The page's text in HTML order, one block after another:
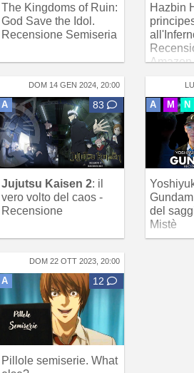
The Kingdoms of Ruin:
God Save the Idol.
Recensione Semiseria
Hazbin
DOM 14 GEN 2024, 20:00
A 83
Jujutsu Kaisen 2: il
vero volto del caos -
Recensione
A M N
del
Mistè
DOM 22 OTT 2023, 20:00
A 12
Pillole semiserie. What